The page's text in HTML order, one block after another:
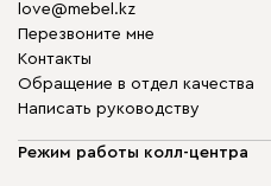
love@mebel.kz
Перезвоните мне
Контакты
Обращение в отдел качества
Написать руководству
Режим работы колл-центра